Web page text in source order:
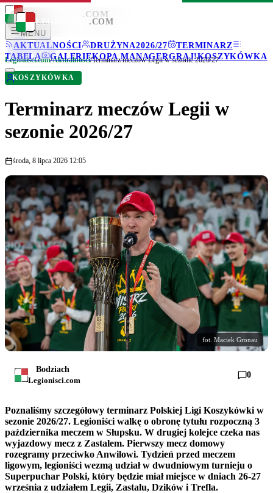
LEGIONISCI .COM
MENU
AKTUALNOŚCI
DRUŻYNA2026/27
TERMINARZ
TABELA
GALERIEKOPA MANAGERGRAJ!KOSZYKÓWKA
LEGIONISCI .COM
Legionisci.com/Aktualności/Terminarz meczów Legii w sezonie 2026/27
KOSZYKÓWKA
Terminarz meczów Legii w
sezonie 2026/27
środa, 8 lipca 2026 12:05
fot. Maciek Gronau
Bodziach
Legionisci.com
0
Poznaliśmy szczegółowy terminarz Polskiej Ligi Koszykówki w
sezonie 2026/27. Legioniści walkę o obronę tytułu rozpoczną 3
października meczem w Słupsku. W drugiej kolejce czeka nas
wyjazdowy mecz z Zastalem. Pierwszy mecz domowy
rozegramy przeciwko Anwilowi. Tydzień przed meczem
ligowym, legioniści wezmą udział w dwudniowym turnieju o
Superpuchar Polski, który będzie miał miejsce w dniach 26-27
września z udziałem Legii, Zastalu, Dzików i Trefla.